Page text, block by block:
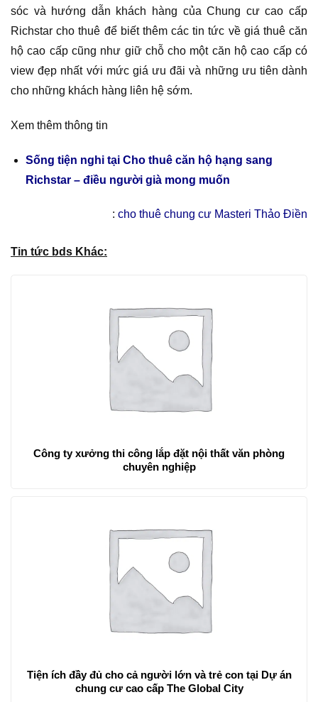
sóc và hướng dẫn khách hàng của Chung cư cao cấp
Richstar cho thuê để biết thêm các tin tức về giá thuê căn
hộ cao cấp cũng như giữ chỗ cho một căn hộ cao cấp có
view đẹp nhất với mức giá ưu đãi và những ưu tiên dành
cho những khách hàng liên hệ sớm.
Xem thêm thông tin
Sống tiện nghi tại Cho thuê căn hộ hạng sang
Richstar – điều người già mong muốn
: cho thuê chung cư Masteri Thảo Điền
Tin tức bds Khác:
Công ty xưởng thi công lắp đặt nội thất văn phòng
chuyên nghiệp
Tiện ích đầy đủ cho cả người lớn và trẻ con tại Dự án
chung cư cao cấp The Global City